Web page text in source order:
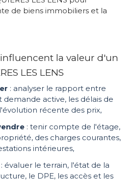
de biens immobiliers et la
la valeur d'un
LES LENS
: analyser le rapport entre
active, les délais de
récente des prix,
: tenir compte de l'étage,
des charges courantes,
intérieures,
: évaluer le terrain, l'état de la
le DPE, les accès et les